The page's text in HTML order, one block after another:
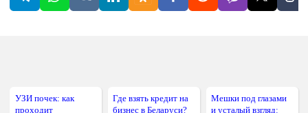
УЗИ почек: как
проходит
Где взять кредит на
бизнес в Беларуси?
Мешки под глазами
и усталый взгляд: